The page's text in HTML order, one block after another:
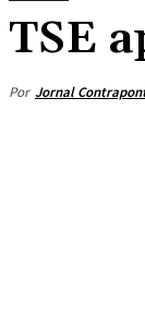
TSE
Por Jornal